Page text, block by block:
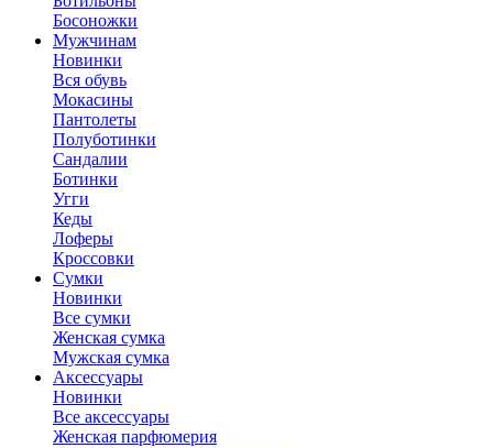
Босоножки
Мужчинам
Новинки
Вся обувь
Мокасины
Пантолеты
Полуботинки
Сандалии
Ботинки
Угги
Кеды
Лоферы
Кроссовки
Сумки
Новинки
Все сумки
Женская сумка
Мужская сумка
Аксессуары
Новинки
Все аксессуары
Женская парфюмерия